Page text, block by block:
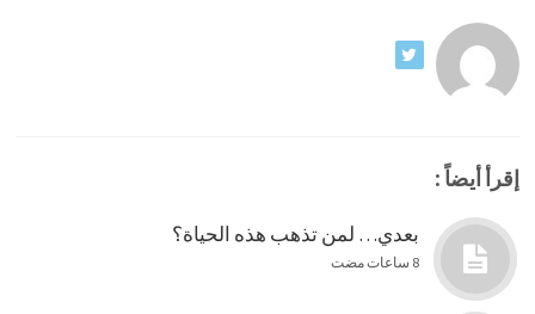
إقرأ أيضاً :
بعدي… لمن تذهب هذه الحياة؟
8 ساعات مضت